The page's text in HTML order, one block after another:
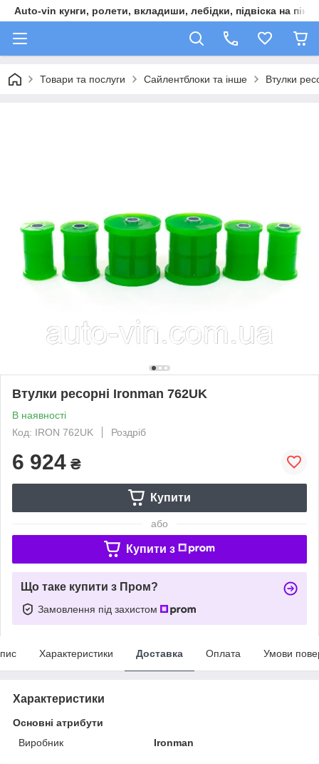
Auto-vin кунги, ролети, вкладиши, лебідки, підвіска на пікап
Товари та послуги Сайлентблоки та інше Втулки
Втулки ресорні Ironman 762UK
В наявності
Код: IRON 762UK
Роздріб
6 924 ₴
Купити
або
Купити з
Що таке купити з Пром?
Замовлення під захистом
Характеристики Доставка Оплата Умови
Характеристики
Основні атрибути
Виробник
Ironman